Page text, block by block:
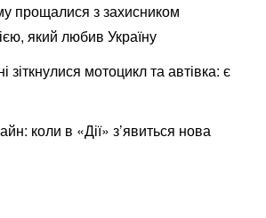
прощалися з захисником
який любив Україну
зіткнулися мотоцикл та автівка: є
коли в «Дії» з’явиться нова